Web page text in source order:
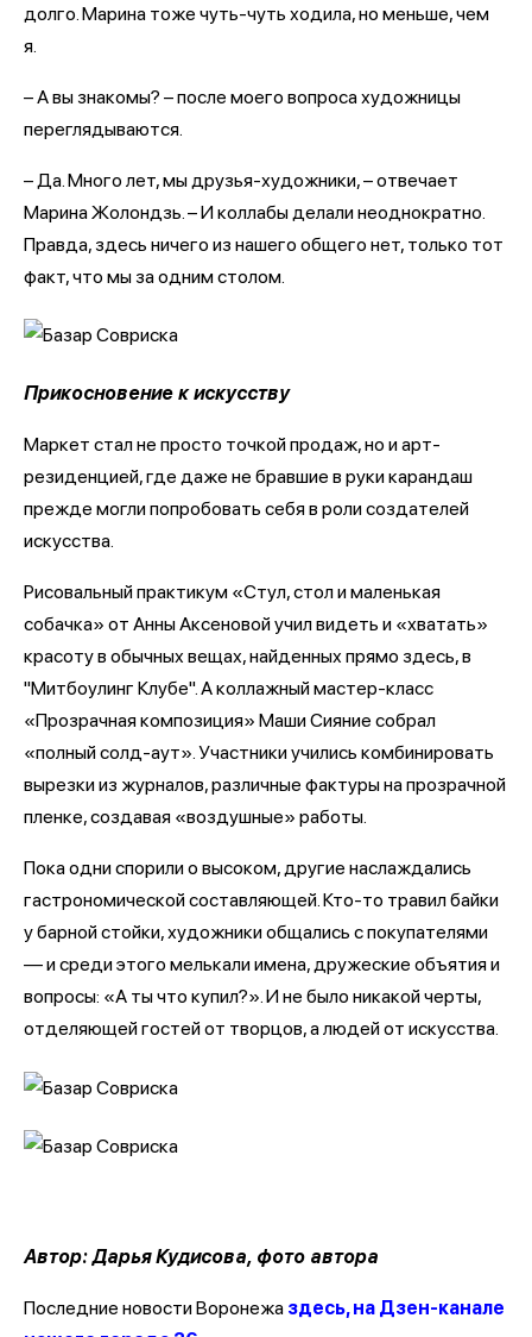
долго. Марина тоже чуть-чуть ходила, но меньше, чем
я.
– А вы знакомы? – после моего вопроса художницы
переглядываются.
– Да. Много лет, мы друзья-художники, – отвечает
Марина Жолондзь. – И коллабы делали неоднократно.
Правда, здесь ничего из нашего общего нет, только тот
факт, что мы за одним столом.
Прикосновение к искусству
Маркет стал не просто точкой продаж, но и арт-
резиденцией, где даже не бравшие в руки карандаш
прежде могли попробовать себя в роли создателей
искусства.
Рисовальный практикум «Стул, стол и маленькая
собачка» от Анны Аксеновой учил видеть и «хватать»
красоту в обычных вещах, найденных прямо здесь, в
"Митбоулинг Клубе". А коллажный мастер-класс
«Прозрачная композиция» Маши Сияние собрал
«полный солд-аут». Участники учились комбинировать
вырезки из журналов, различные фактуры на прозрачной
пленке, создавая «воздушные» работы.
Пока одни спорили о высоком, другие наслаждались
гастрономической составляющей. Кто-то травил байки
у барной стойки, художники общались с покупателями
— и среди этого мелькали имена, дружеские объятия и
вопросы: «А ты что купил?». И не было никакой черты,
отделяющей гостей от творцов, а людей от искусства.
Автор: Дарья Кудисова, фото автора
Последние новости Воронежа здесь, на Дзен-канале